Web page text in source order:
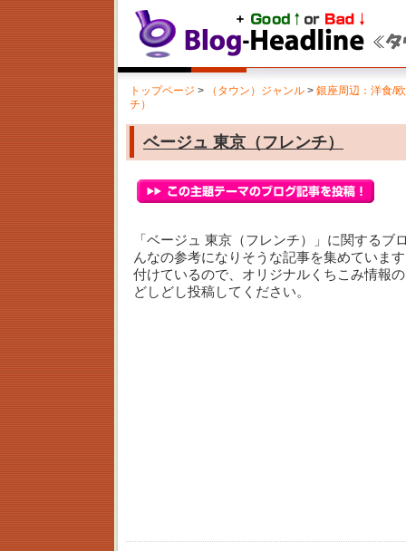
トップページ > （タウン）ジャンル > 銀座周辺：洋食/
チ）
ベージュ 東京（フレンチ）
「ベージュ 東京（フレンチ）」に関するブ
んなの参考になりそうな記事を集めていま
付けているので、オリジナルくちこみ情報
どしどし投稿してください。